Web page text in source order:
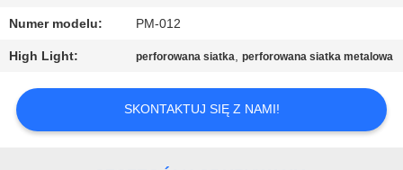
NAMI
POPROSIĆ
O
Numer modelu: PM-012
High Light: perforowana siatka,perforowana siatka metalowa
SKONTAKTUJ SIĘ Z NAMI!